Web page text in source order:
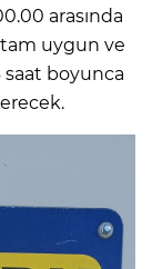
arasında
tam uygun ve
boyunca